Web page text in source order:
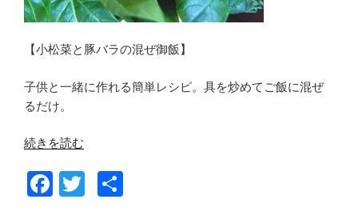
【小松菜と豚バラの混ぜ御飯】
子供と一緒に作れる簡単レシピ。具を炒めてご飯に混ぜ
るだけ。
“小
菜
の
続きを読む
F